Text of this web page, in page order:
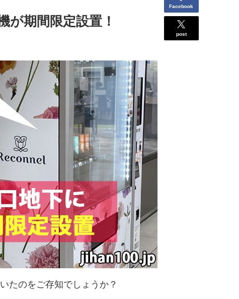
Facebook
post
が期間限定設置！
たのをご存知でしょうか？